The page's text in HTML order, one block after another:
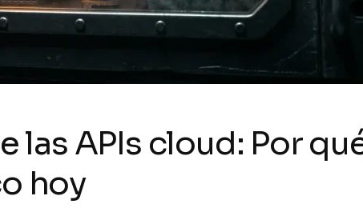
las APIs cloud: Por
hoy